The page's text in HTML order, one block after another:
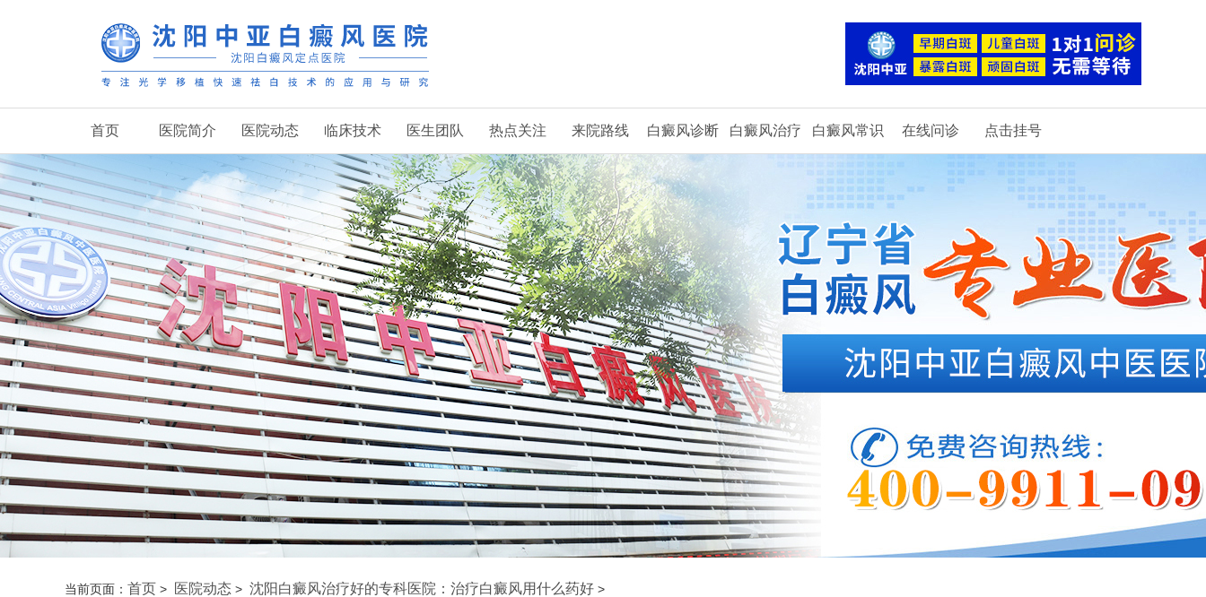
首页 医院简介 医院动态 临床技术 医生团队 热点关注 来院路线 白癜风诊断 白癜风治疗 白癜风常识 在线问诊 点击挂号
当前页面： 首页 > 医院动态 > 沈阳白癜风治疗好的专科医院：治疗白癜风用什么药好 >